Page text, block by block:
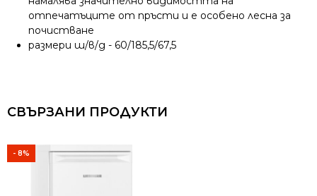
отпечатъците от пръсти и е особено лесна за
почистване
размери ш/в/д - 60/185,5/67,5
СВЪРЗАНИ ПРОДУКТИ
- 8%